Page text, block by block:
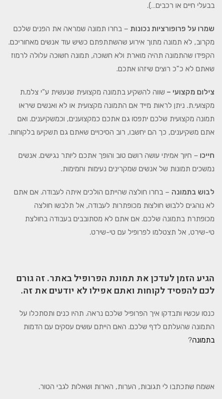
בבעלי חיים או רכבים…).
שמרו על פרופורציות נכונות – בחרו תמונה שמראה את הפנים שלכם
מקרוב, לא תמונה מתוך אירוע שהשתתפתם כשיש עוד אנשים מאחוריכם.
הקפידו שהתמונה תהיה מוארת ולא חשוכה, תמונה חשוכה עלולה לרמוז
שאתם לא כ"כ רוצים שיזהו אתכם.
צילום מקצועי – שווה להשקיע בתמונה מקצועית שנעשית ע"י צלמ.ת
מקצועי.ת. ניתן לראות מייד אם התמונה מקצועית או לא ואנשים שיראו
תמונה מקצועית שלכם יתפסו גם אתכם כמקצוענים, וכמשקיענים. ואם
אתם משקיענים, כך הם יחשבו, רוב הסיכויים שאתם גם תשקיעו בלקוחות.
חייכו – חיוך אמיתי עושה רושם טוב והופך אתכם ליותר נגישים. אנשים
נמשכים תמונות של אנשים שמקרינים נעימות וחמימות.
לבוש בתמונה – בחרו חולצה שהייתם הולכים איתה לעבודה. אם אתם
לא נוהגים ללבוש חולצות מכופתרות לעבודה, אל תלבשו חולצה
מכופתרת בתמונה שלכם. אם אתם לא מסתובבים בעבודה בחולצת
טי-שירט, אל תצטלמו לפרופיל עם טי-שירט.
הגיע הזמן לעדכן את תמונת הפרופיל באתר. זה גורם
לכם להפסיד לקוחות ואתם אפילו לא יודעים את זה.
כנסו עכשיו ותבדקו איך הפרופיל שלכם נראה. תהיו כנים ותסתכלו על
התמונה שהעלתם לדף שלכם. האם הייתם עושים עסקים עם הדמות
בתמונה?
אשמח שתכתבו לי תגובות, הערות, הארות ושאלות לגבי הטור.